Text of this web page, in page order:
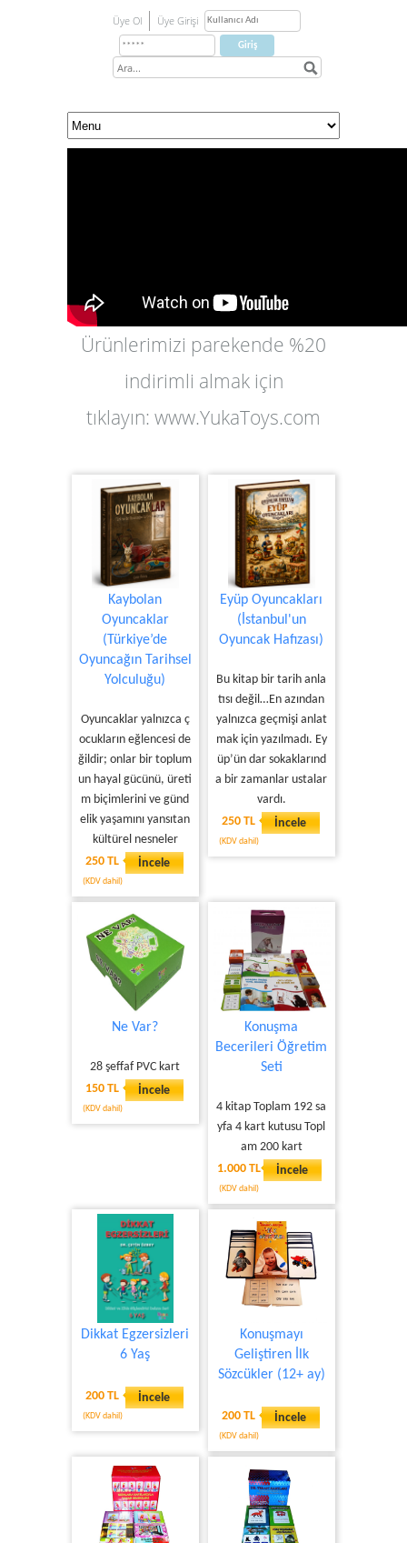
Üye Ol Üye Girişi
Ürünlerimizi parekende %20
indirimli almak için
tıklayın: www.YukaToys.com
Kaybolan
Oyuncaklar
(Türkiye’de
Oyuncağın Tarihsel
Yolculuğu)
Oyuncaklar yalnızca ç
ocukların eğlencesi de
ğildir; onlar bir toplum
un hayal gücünü, üreti
m biçimlerini ve günd
elik yaşamını yansıtan
kültürel nesneler
250 TL
(KDV dahil)
İncele
Eyüp Oyuncakları
(İstanbul'un
Oyuncak Hafızası)
Bu kitap bir tarih anla
tısı değil…En azından
yalnızca geçmişi anlat
mak için yazılmadı. Ey
üp’ün dar sokaklarınd
a bir zamanlar ustalar
vardı.
250 TL
(KDV dahil)
İncele
Ne Var?
28 şeffaf PVC kart
150 TL
(KDV dahil)
İncele
Konuşma
Becerileri Öğretim
Seti
4 kitap Toplam 192 sa
yfa 4 kart kutusu Topl
am 200 kart
1.000 TL
(KDV dahil)
İncele
Dikkat Egzersizleri
6 Yaş
200 TL
(KDV dahil)
İncele
Konuşmayı
Geliştiren İlk
Sözcükler (12+ ay)
200 TL
(KDV dahil)
İncele